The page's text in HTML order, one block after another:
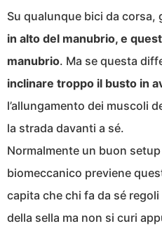
Su qualunque bici da corsa,
in alto del manubrio, e
manubrio. Ma se questa
inclinare troppo il busto in
l’allungamento dei muscoli
la strada davanti a sé.
Normalmente un buon
biomeccanico previene
capita che chi fa da sé
della sella ma non si curi